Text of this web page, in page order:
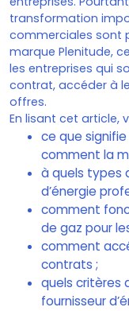
transformation
commerciales sont
marque Plenitude,
les entreprises qui
contrat, accéder à
offres.
En lisant cet article,
ce que signifie
comment la
à quels types
d’énergie
comment
de gaz pour
comment
contrats ;
quels critères
fournisseur